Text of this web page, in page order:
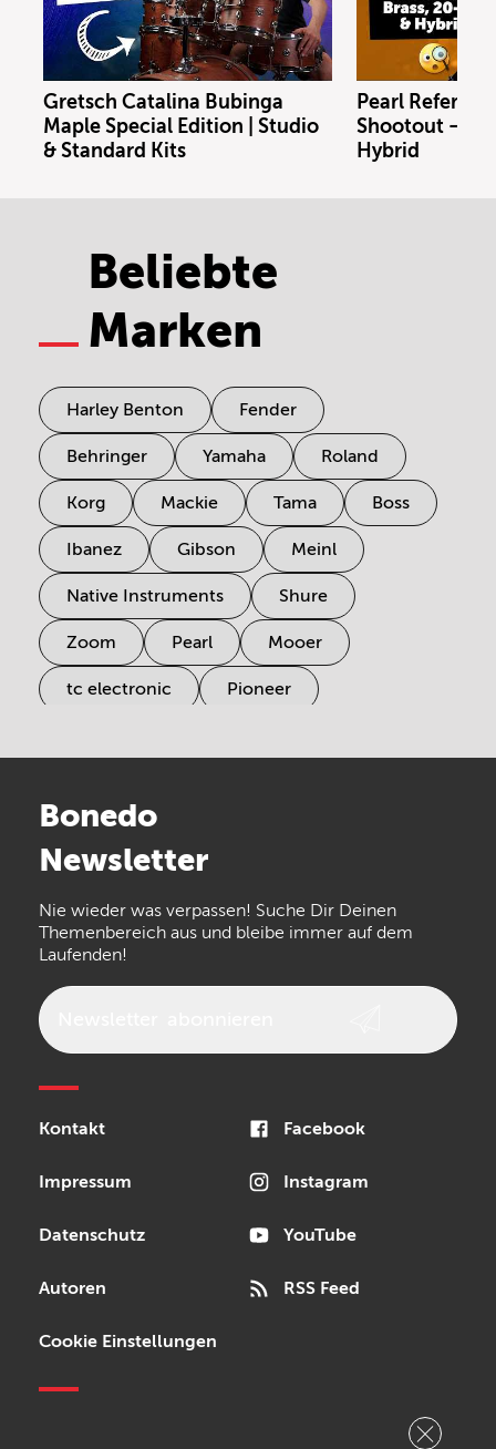
Gretsch Catalina Bubinga
Maple Special Edition | Studio
& Standard Kits
Pearl
Shootout –
Hybrid
Beliebte
Marken
Harley Benton Fender
Behringer Yamaha Roland
Korg Mackie Tama Boss
Ibanez Gibson Meinl
Native Instruments Shure
Zoom Pearl Mooer
tc electronic Pioneer
Arturia
the t.bone
Walrus Audio Epiphone
Bonedo
Newsletter
Nie wieder was verpassen! Suche Dir Deinen
Themenbereich aus und bleibe immer auf dem
Laufenden!
Kontakt
Impressum
Datenschutz
Autoren
Cookie Einstellungen
Facebook
Instagram
YouTube
RSS Feed